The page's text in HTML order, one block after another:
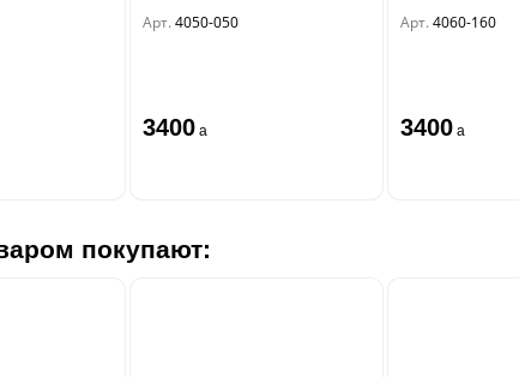
Арт. 4050-050
3400 a
Арт. 4060-160
3400 a
покупают: